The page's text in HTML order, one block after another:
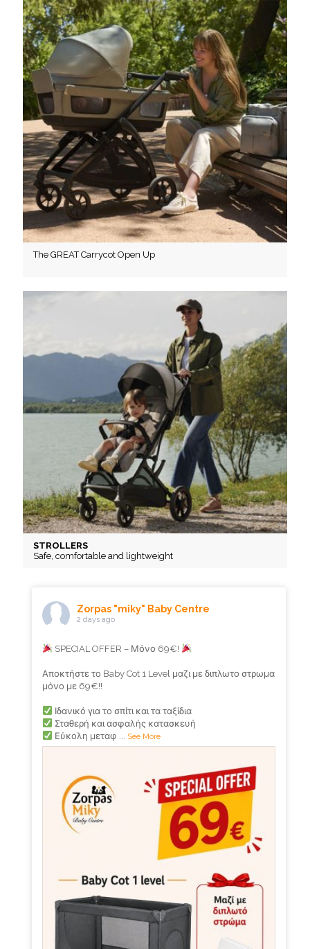
The GREAT Carrycot Open Up
STROLLERS
Safe, comfortable and lightweight
Zorpas "miky" Baby Centre
2 days ago
SPECIAL OFFER – Μόνο 69€!
Αποκτήστε το Baby Cot 1 Level μαζι με διπλωτο στρωμα
μόνο με 69€!!
Ιδανικό για το σπίτι και τα ταξίδια
Σταθερή και ασφαλής κατασκευή
Εύκολη μεταφ
See More